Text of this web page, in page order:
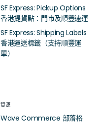
SF Express: Pickup Options
香港提貨點：門市及順豐速運
SF Express: Shipping Labels
香港運送標籤（支持順豐運
單）
資源
Wave Commerce 部落格